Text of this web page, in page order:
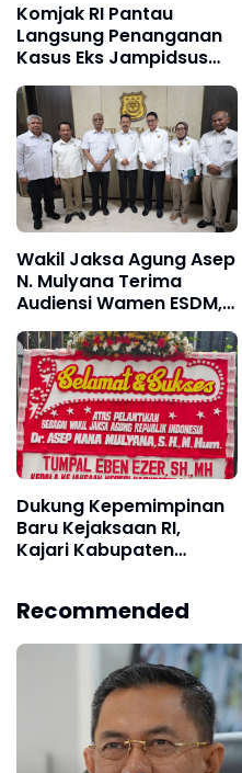
Komjak RI Pantau
Langsung Penanganan
Kasus Eks Jampidsus
FA, Apresiasi Kinerja Tim
Sembilan Kejaksaan
Agung
Wakil Jaksa Agung Asep
N. Mulyana Terima
Audiensi Wamen ESDM,
Perkuat Sinergi Hukum
Kawal Sektor Energi
Nasional
Dukung Kepemimpinan
Baru Kejaksaan RI,
Kajari Kabupaten
Ucapan Selamat Wakil
Jaksa Agung Hingga
Recommended